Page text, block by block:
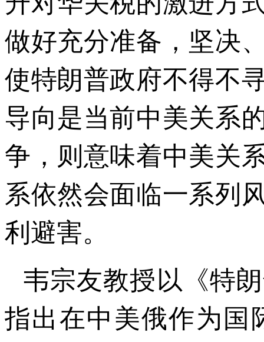
做好充分准备，坚决
使特朗普政府不得不
导向是当前中美关系
争，则意味着中美关
系依然会面临一系列
利避害。
韦宗友教授以《特
指出在中美俄作为国